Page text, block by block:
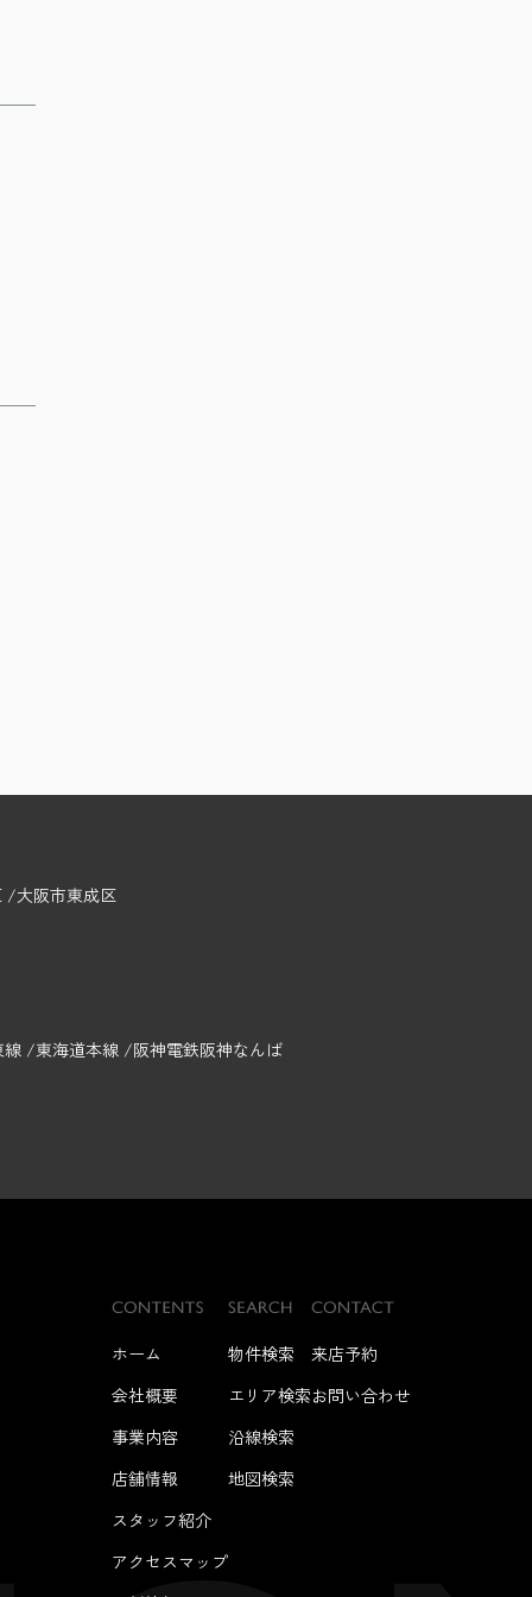
大阪市東成区
線 東海道本線 阪神電鉄阪神なんば
ホーム
会社概要
事業内容
店舗情報
スタッフ紹介
アクセスマップ
物件検索
エリア検索
沿線検索
地図検索
来店予約
お問い合わせ